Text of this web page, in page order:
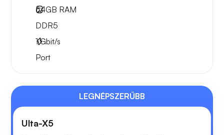
64GB RAM
DDR5
1Gbit/s
Port
LEGNÉPSZERŰBB
Ulta-X5